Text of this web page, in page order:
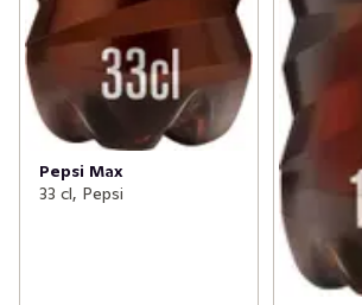
Pepsi Max
33 cl, Pepsi